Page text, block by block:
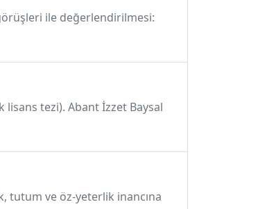
ile değerlendirilmesi:
lisans tezi). Abant İzzet Baysal
tutum ve öz-yeterlik inancına